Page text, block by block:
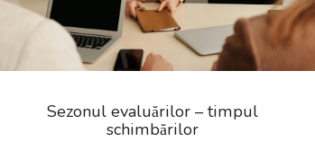
Sezonul evaluărilor – timpul
schimbărilor